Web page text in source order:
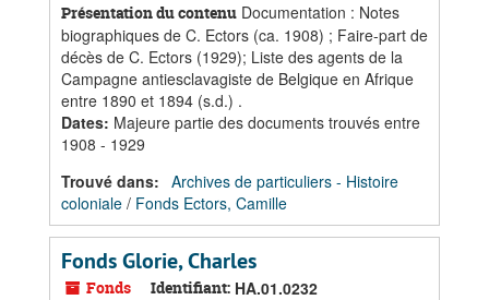
Présentation du contenu Documentation : Notes
biographiques de C. Ectors (ca. 1908) ; Faire-part de
décès de C. Ectors (1929); Liste des agents de la
Campagne antiesclavagiste de Belgique en Afrique
entre 1890 et 1894 (s.d.) .
Dates: Majeure partie des documents trouvés entre
1908 - 1929
Trouvé dans: Archives de particuliers - Histoire
coloniale / Fonds Ectors, Camille
Fonds Glorie, Charles
Fonds Identifiant: HA.01.0232